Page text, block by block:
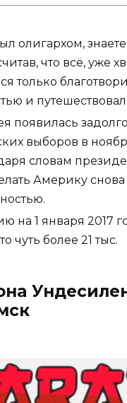
олигархом,
что всё, уже
только
и
появилась
выборов в
словам
Америку
на 1 января 2017
чуть более 21 тыс.